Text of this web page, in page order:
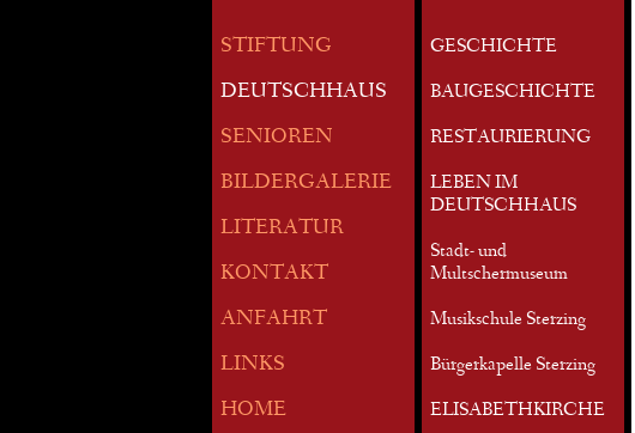
STIFTUNG
DEUTSCHHAUS
SENIOREN
BILDERGALERIE
LITERATUR
KONTAKT
ANFAHRT
LINKS
HOME
GESCHICHTE
BAUGESCHICHTE
RESTAURIERUNG
LEBEN IM
DEUTSCHHAUS
Stadt- und
Multschermuseum
Musikschule Sterzing
Bürgerkapelle Sterzing
ELISABETHKIRCHE